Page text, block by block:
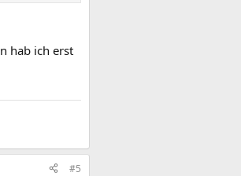
hab ich erst
#5